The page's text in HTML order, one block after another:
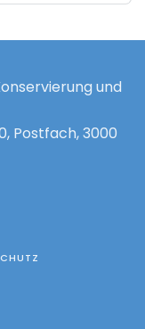
und
Postfach, 3000